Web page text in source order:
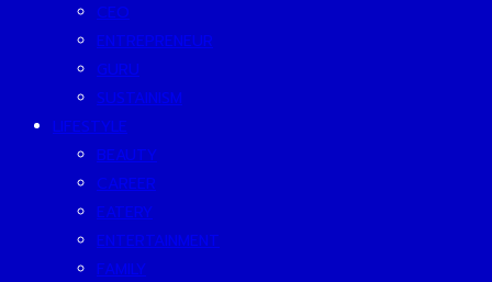
CEO
ENTREPRENEUR
GURU
SUSTAINISM
LIFESTYLE
BEAUTY
CAREER
EATERY
ENTERTAINMENT
FAMILY